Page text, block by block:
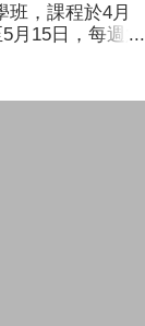
，課程於4月
月15日，每週六
合計16小時，課